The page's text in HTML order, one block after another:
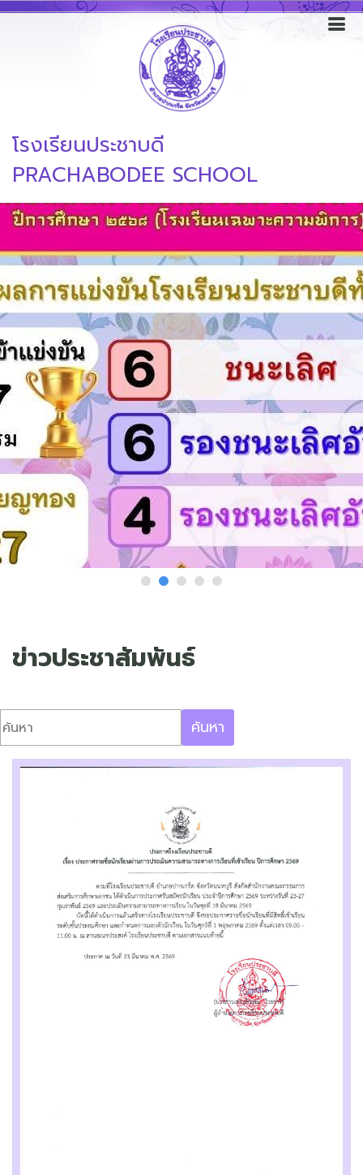
โรงเรียนประชาบดี
PRACHABODEE SCHOOL
ข่าวประชาสัมพันธ์
ค้นหา